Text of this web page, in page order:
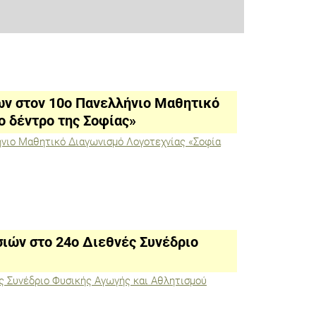
στον 10ο Πανελλήνιο Μαθητικό
δέντρο της Σοφίας»
Μαθητικό Διαγωνισμό Λογοτεχνίας «Σοφία
στο 24ο Διεθνές Συνέδριο
Φυσικής Αγωγής και Αθλητισμού